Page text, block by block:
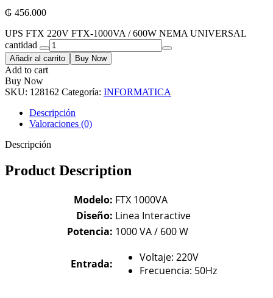
₲ 456.000
UPS FTX 220V FTX-1000VA / 600W NEMA UNIVERSAL
cantidad
Añadir al carrito Buy Now
Add to cart
Buy Now
SKU: 128162 Categoría: INFORMATICA
Descripción
Valoraciones (0)
Descripción
Product Description
Modelo: FTX 1000VA
Diseño: Linea Interactive
Potencia: 1000 VA / 600 W
Entrada:
Voltaje: 220V
Frecuencia: 50Hz